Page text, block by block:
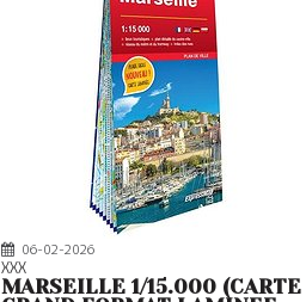
06-02-2026
XXX
MARSEILLE 1/15.000 (CARTE